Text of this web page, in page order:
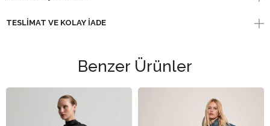
TESLIMAT VE KOLAY İADE
Benzer Ürünler